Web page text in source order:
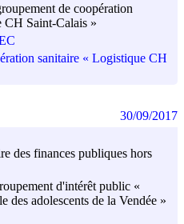
de coopération
CH Saint-Calais »
sanitaire « Logistique CH
des finances publiques hors
d'intérêt public «
des adolescents de la Vendée »
30/09/2017